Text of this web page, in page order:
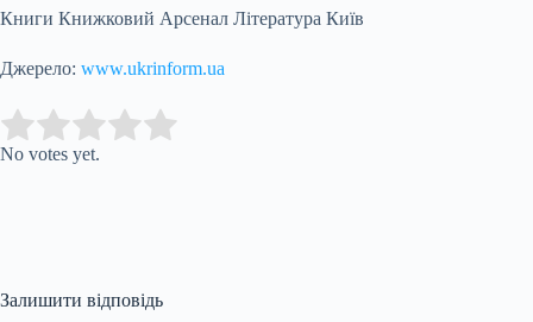
Книги Книжковий Арсенал Література Київ
Джерело: www.ukrinform.ua
Rate this item:
No votes yet.
Залишити відповідь